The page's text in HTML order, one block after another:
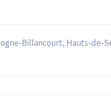
Billancourt, Hauts-de-